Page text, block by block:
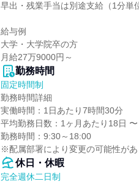
早出・残業手当は別途支給（1分単
給与例
大学・大学院卒の方
月給27万9000円～
勤務時間
固定時間制
勤務時間詳細
実働時間：1日あたり7時間30分
平均勤務日数：1ヶ月あたり18日 〜
勤務時間：9:30～18:00
※配属部署により変更の可能性があ
休日・休暇
完全週休二日制